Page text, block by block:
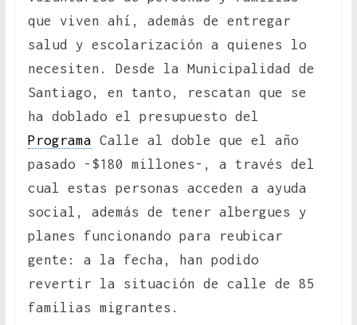
que viven ahí, además de entregar
salud y escolarización a quienes lo
necesiten. Desde la Municipalidad de
Santiago, en tanto, rescatan que se
ha doblado el presupuesto del
Programa Calle al doble que el año
pasado -$180 millones-, a través del
cual estas personas acceden a ayuda
social, además de tener albergues y
planes funcionando para reubicar
gente: a la fecha, han podido
revertir la situación de calle de 85
familias migrantes.